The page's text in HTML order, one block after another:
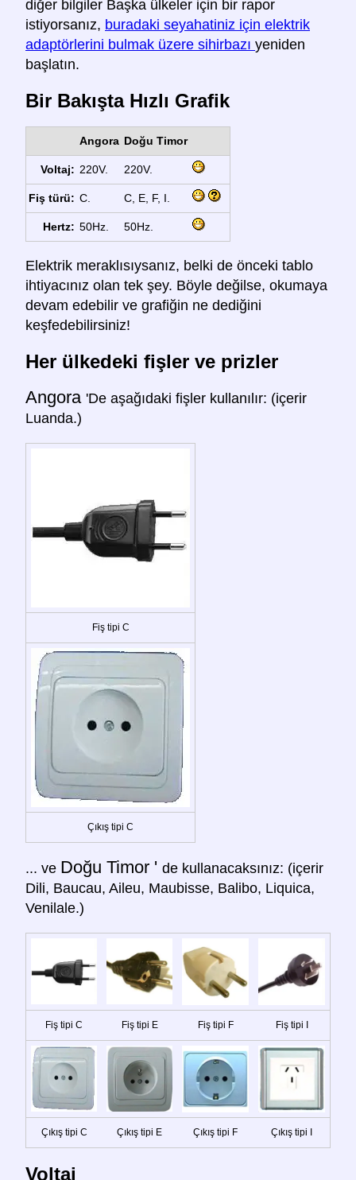
diğer bilgiler Başka ülkeler için bir rapor
istiyorsanız, buradaki seyahatiniz için elektrik
adaptörlerini bulmak üzere sihirbazı yeniden
başlatın.
Bir Bakışta Hızlı Grafik
Angora Doğu Timor
Voltaj: 220V. 220V.
Fiş türü: C. C, E, F, I.
Hertz: 50Hz. 50Hz.
Elektrik meraklısıysanız, belki de önceki tablo
ihtiyacınız olan tek şey. Böyle değilse, okumaya
devam edebilir ve grafiğin ne dediğini
keşfedebilirsiniz!
Her ülkedeki fişler ve prizler
Angora 'De aşağıdaki fişler kullanılır: (içerir
Luanda.)
Fiş tipi C
Çıkış tipi C
... ve Doğu Timor ' de kullanacaksınız: (içerir
Dili, Baucau, Aileu, Maubisse, Balibo, Liquica,
Venilale.)
Fiş tipi C Fiş tipi E Fiş tipi F Fiş tipi I
Çıkış tipi C Çıkış tipi E Çıkış tipi F Çıkış tipi I
Voltaj